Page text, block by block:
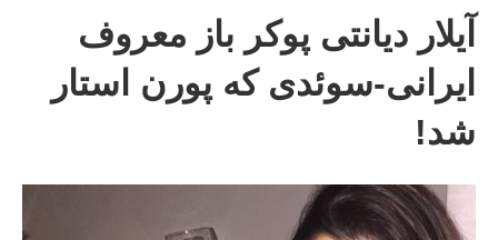
آیلار دیانتی پوکر باز معروف
ایرانی-سوئدی که پورن استار
شد!